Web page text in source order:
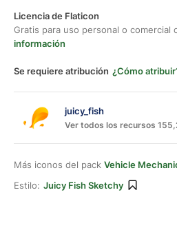
Licencia de Flaticon
Gratis para uso personal o comercial
información
Se requiere atribución ¿Cómo
juicy_fish
Ver todos los recursos
Más iconos del pack Vehicle
Estilo: Juicy Fish Sketchy